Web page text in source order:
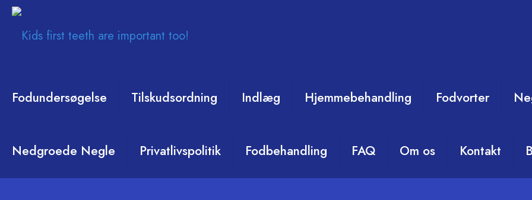
Fodundersøgelse Tilskudsordning Indlæg Hjemmebehandling Fodvorter
Nedgroede Negle Privatlivspolitik Fodbehandling FAQ Om os Kontakt